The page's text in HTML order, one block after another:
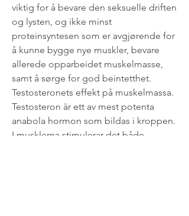
viktig for å bevare den seksuelle driften
og lysten, og ikke minst
proteinsyntesen som er avgjørende for
å kunne bygge nye muskler, bevare
allerede opparbeidet muskelmasse,
samt å sørge for god beintetthet.
Testosteronets effekt på muskelmassa.
Testosteron är ett av mest potenta
anabola hormon som bildas i kroppen.
I musklerna stimulerar det både